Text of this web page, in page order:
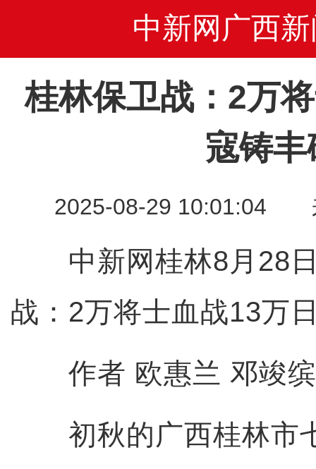
中新网广西新
桂林保卫战：2万
寇铸丰
2025-08-29 10:01:04
中新网桂林8月28日
战：2万将士血战13万
作者 欧惠兰 邓竣缤
初秋的广西桂林市